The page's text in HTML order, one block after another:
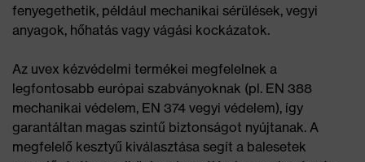
fenyegethetik, például mechanikai sérülések, vegyi
anyagok, hőhatás vagy vágási kockázatok.
Az uvex kézvédelmi termékei megfelelnek a
legfontosabb európai szabványoknak (pl. EN 388
mechanikai védelem, EN 374 vegyi védelem), így
garantáltan magas szintű biztonságot nyújtanak. A
megfelelő kesztyű kiválasztása segít a balesetek